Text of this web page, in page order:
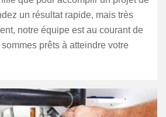
un résultat rapide, mais très
notre équipe est au courant de
prêts à atteindre votre